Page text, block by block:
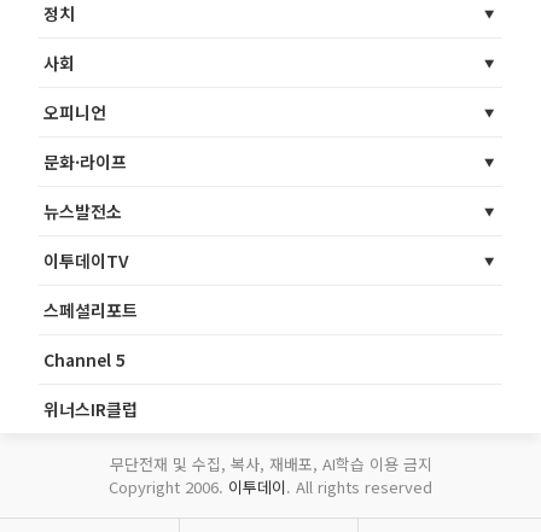
정치
사회
오피니언
문화·라이프
뉴스발전소
이투데이TV
스페셜리포트
Channel 5
위너스IR클럽
무단전재 및 수집, 복사, 재배포, AI학습 이용 금지
Copyright 2006. 이투데이. All rights reserved